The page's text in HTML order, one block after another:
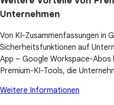
Unternehmen
Von KI-Zusammenfassungen in
Sicherheitsfunktionen auf
App – Google Workspace-Abos
Premium-KI-Tools, die
Weitere Informationen